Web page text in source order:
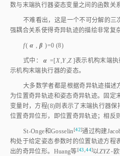
数与末端执行器姿态变量之间的函数关系
不难看出，这是一个不可分解的三
强耦合关系使得奇异轨迹的描绘非常复杂
f( α , β )=0 (8)
式中： α =[X,Y,Z ]表示机构末端执
示机构末端执行器的姿态。
大多数学者都是根据奇异轨迹描述
为位置奇异轨迹和姿态奇异轨迹。固定
变量时，方程(8)则表示了末端执行器
位置奇异位形，即位置奇异轨迹；相反
St‑Onge和Gosselin[42]通过构建
构处于给定姿态参数时的位置轨迹方程
出的奇异位形。Huang等[43 ,44]以ZYZ⁃